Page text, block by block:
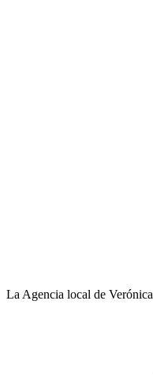
La Agencia local de Verónica